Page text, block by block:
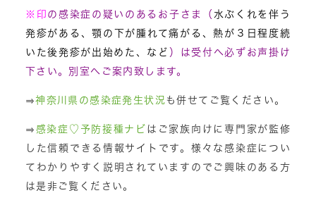
※ 印 の感染症の疑いのあるお子さま（ 水ぶくれを伴う
発疹がある、顎の下が腫れて痛がる、熱が３日程度続
いた後発疹が出始めた、など ）は受付へ必ずお声掛け
下さい。別室へご案内致します。
⇒神奈川県の感染症発生状況 も併せてご覧ください。
⇒ 感染症♡予防接種ナビ はご家族向けに専門家が監修
した信頼できる情報サイトです。様々な感染症につい
てわかりやすく説明されていますのでご興味のある方
は是非ご覧ください。